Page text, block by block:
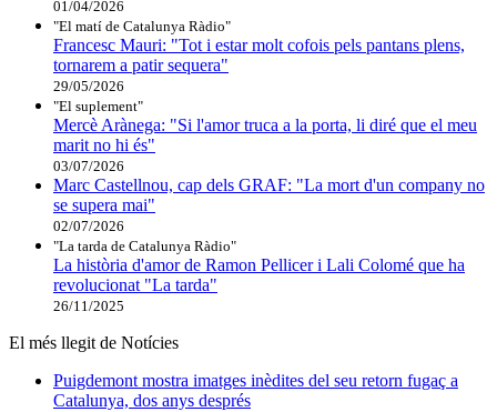
01/04/2026
"El matí de Catalunya Ràdio"
Francesc Mauri: "Tot i estar molt cofois pels pantans plens,
tornarem a patir sequera"
29/05/2026
"El suplement"
Mercè Arànega: "Si l'amor truca a la porta, li diré que el meu
marit no hi és"
03/07/2026
Marc Castellnou, cap dels GRAF: "La mort d'un company no
se supera mai"
02/07/2026
"La tarda de Catalunya Ràdio"
La història d'amor de Ramon Pellicer i Lali Colomé que ha
revolucionat "La tarda"
26/11/2025
El més llegit de Notícies
Puigdemont mostra imatges inèdites del seu retorn fugaç a
Catalunya, dos anys després